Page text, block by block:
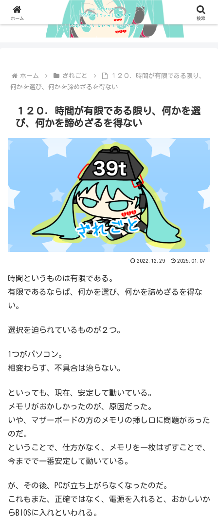
ホーム ざれごと
１２０．時間が有限である限り、
何かを選び、何かを諦めざるを得ない
１２０．時間が有限である限り、何かを選
び、何かを諦めざるを得ない
2022.12.29 2025.01.07
時間というものは有限である。
有限であるならば、何かを選び、何かを諦めざるを得な
い。
選択を迫られているものが２つ。
1つがパソコン。
相変わらず、不具合は治らない。
といっても、現在、安定して動いている。
メモリがおかしかったのが、原因だった。
いや、マザーボードの方のメモリの挿し口に問題があった
のだ。
ということで、仕方がなく、メモリを一枚はずすことで、
今までで一番安定して動いている。
が、その後、PCが立ち上がらなくなったのだ。
これもまた、正確ではなく、電源を入れると、おかしいか
らBIOSに入れといわれる。
ホーム 検索